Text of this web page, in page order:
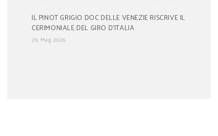
IL PINOT GRIGIO DOC DELLE VENEZIE RISCRIVE IL
CERIMONIALE DEL GIRO D’ITALIA
29, Mag 2026